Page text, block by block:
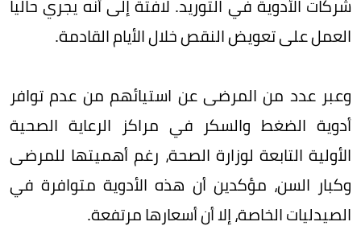
العمل على تعويض النقص خلال الأيام القادمة.
وعبر عدد من المرضى عن استيائهم من عدم توافر
أدوية الضغط والسكر في مراكز الرعاية الصحية
الأولية التابعة لوزارة الصحة، رغم أهميتها للمرضى
وكبار السن، مؤكدين أن هذه الأدوية متوافرة في
الصيدليات الخاصة، إلا أن أسعارها مرتفعة.